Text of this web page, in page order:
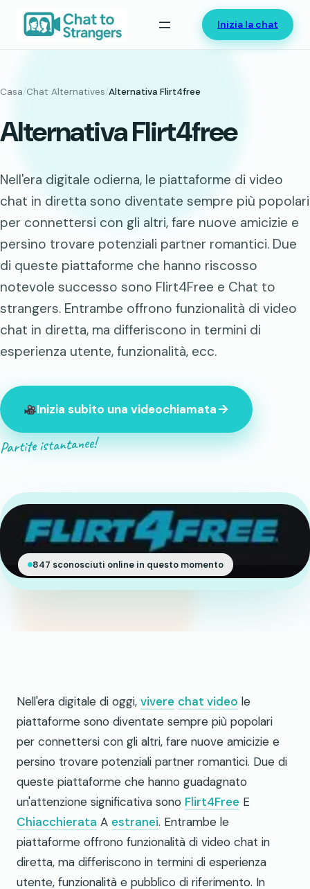
contenuto
Inizia la chat
Casa/Chat Alternatives/Alternativa Flirt4free
Alternativa Flirt4free
Nell'era digitale odierna, le piattaforme di video
chat in diretta sono diventate sempre più popolari
per connettersi con gli altri, fare nuove amicizie e
persino trovare potenziali partner romantici. Due
di queste piattaforme che hanno riscosso
notevole successo sono Flirt4Free e Chat to
strangers. Entrambe offrono funzionalità di video
chat in diretta, ma differiscono in termini di
esperienza utente, funzionalità, ecc.
Inizia subito una videochiamata
Partite istantanee!
847 sconosciuti online in questo momento
Nell'era digitale di oggi, vivere chat video le
piattaforme sono diventate sempre più popolari
per connettersi con gli altri, fare nuove amicizie e
persino trovare potenziali partner romantici. Due di
queste piattaforme che hanno guadagnato
un'attenzione significativa sono Flirt4Free E
Chiacchierata A estranei. Entrambe le
piattaforme offrono funzionalità di video chat in
diretta, ma differiscono in termini di esperienza
utente, funzionalità e pubblico di riferimento. In